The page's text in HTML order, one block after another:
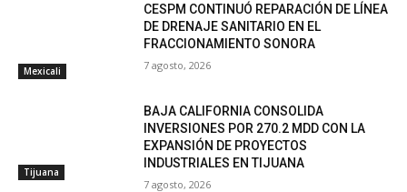
Mexicali
CESPM CONTINUÓ REPARACIÓN DE LÍNEA
DE DRENAJE SANITARIO EN EL
FRACCIONAMIENTO SONORA
7 agosto, 2026
Tijuana
BAJA CALIFORNIA CONSOLIDA
INVERSIONES POR 270.2 MDD CON LA
EXPANSIÓN DE PROYECTOS
INDUSTRIALES EN TIJUANA
7 agosto, 2026